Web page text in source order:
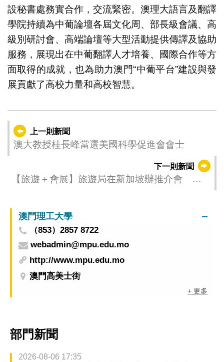
設秘書處務實合作，交流緊密。澳理大語言及翻譯
學院持續為中葡論壇各屆文化周、部長級會議、高
級別研討會、高端論壇等大型活動提供傳譯及協助
服務，展現出在中葡翻譯人才培養、國際合作等方
面取得的成就，也為助力澳門“中葡平台”建設與發
展貢獻了高校力量和高校智慧。
上一則新聞
澳大教授桂長峰當選美國科學促進會會士
下一則新聞
【旅遊＋會展】旅遊局在新加坡辦推介會 引
澳門理工大學
（853）2857 8722
webadmin@mpu.edu.mo
http://www.mpu.edu.mo
澳門高美士街
+ 更多
部門新聞
2026-08-06 17:35